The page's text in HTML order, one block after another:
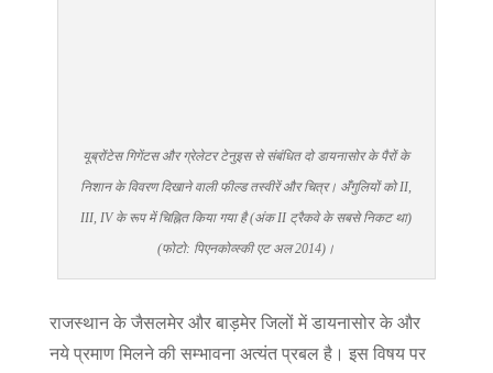
यूब्रोंटेस गिगेंटस और ग्रेलेटर टेनुइस से संबंधित दो डायनासोर के पैरों के
निशान के विवरण दिखाने वाली फील्ड तस्वीरें और चित्र। अँगुलियों को II,
III, IV के रूप में चिह्नित किया गया है (अंक II ट्रैकवे के सबसे निकट था)
(फोटो: पिएनकोव्स्की एट अल 2014)।
राजस्थान के जैसलमेर और बाड़मेर जिलों में डायनासोर के और
नये प्रमाण मिलने की सम्भावना अत्यंत प्रबल है। इस विषय पर